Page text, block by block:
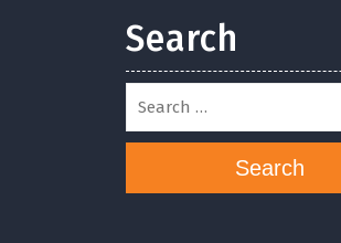
Search
Search